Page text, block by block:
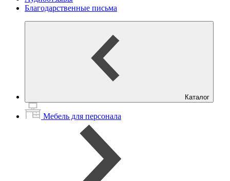
Благодарственные письма
Каталог
Мебель для персонала